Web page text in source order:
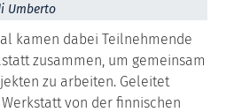
Umberto
kamen dabei Teilnehmende
zusammen, um gemeinsam
zu arbeiten. Geleitet
von der finnischen